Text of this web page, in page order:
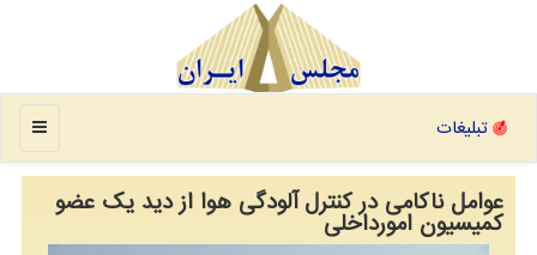
منو تبلیغات
عوامل ناکامی در کنترل آلودگی هوا از دید یک عضو
کمیسیون امورداخلی